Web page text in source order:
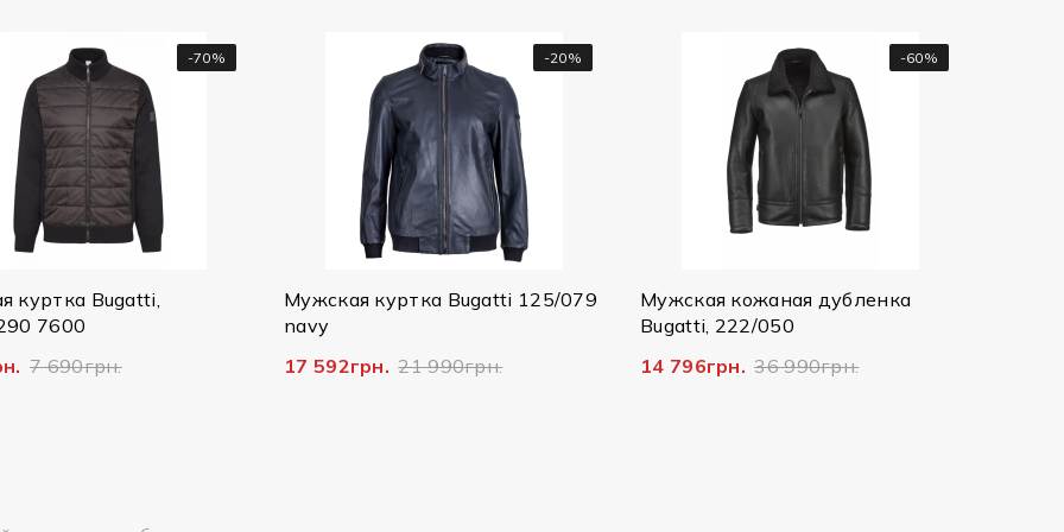
Мужская куртка Bugatti 125/079
navy
17 592грн.
Мужская кожаная дубленка
14 796грн. 36 990грн.
Мужская куртка Bugatti,
25073/390 8750
2 607грн.
8 690грн.